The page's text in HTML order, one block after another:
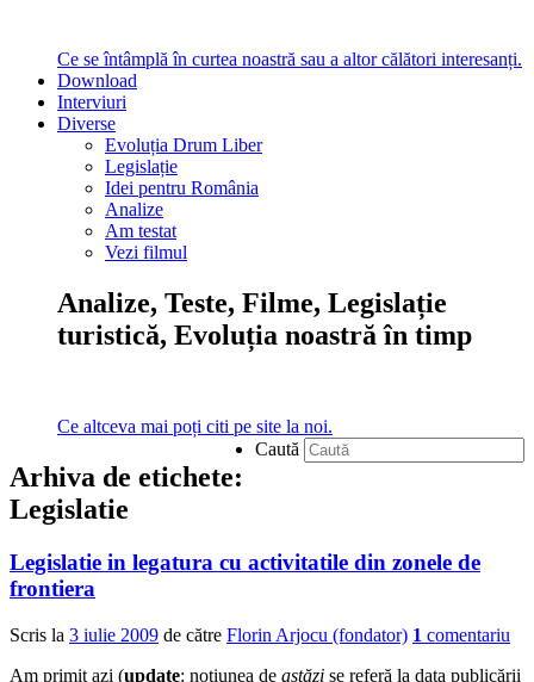
Ce se întâmplă în curtea noastră sau a altor călători interesanți.
Download
Interviuri
Diverse
Evoluția Drum Liber
Legislație
Idei pentru România
Analize
Am testat
Vezi filmul
Analize, Teste, Filme, Legislație
turistică, Evoluția noastră în timp
Ce altceva mai poți citi pe site la noi.
Caută
Arhiva de etichete:
Legislatie
Legislatie in legatura cu activitatile din zonele de
frontiera
Scris la 3 iulie 2009 de către Florin Arjocu (fondator) 1 comentariu
Am primit azi (update: noțiunea de astăzi se referă la data publicării